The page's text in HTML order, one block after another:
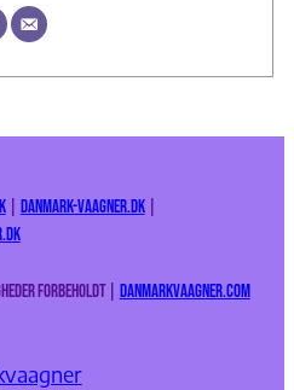
| Danmark-Vaagner.dk|
forbeholdt | danmarkvaagner.com